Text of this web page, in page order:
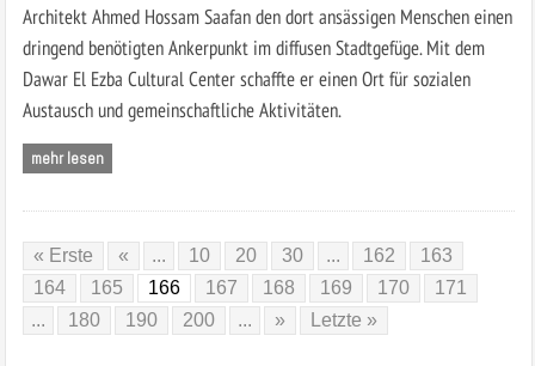
Architekt Ahmed Hossam Saafan den dort ansässigen Menschen einen
dringend benötigten Ankerpunkt im diffusen Stadtgefüge. Mit dem
Dawar El Ezba Cultural Center schaffte er einen Ort für sozialen
Austausch und gemeinschaftliche Aktivitäten.
mehr lesen
« Erste « ... 10 20 30 ... 162
163
164
165 166 167 168 169 170
171
...
180 190 200 ... » Letzte »